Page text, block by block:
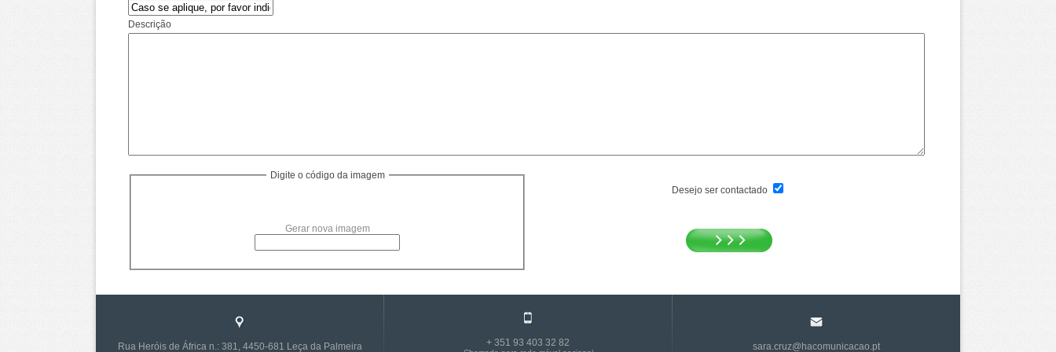
Descrição
Digite o código da imagem
Gerar nova imagem
Desejo ser contactado
Rua Heróis de África n.: 381, 4450-681 Leça da Palmeira + 351 93 403 32 82 sara.cruz@hacomunicacao.pt